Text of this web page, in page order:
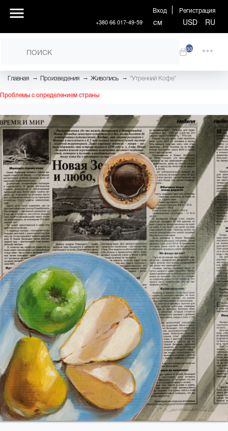
Вход Регистрация
+380 66 017-49-59 см USD RU
00
Главная → Произведения → Живопись → "Утренний Кофе"
Проблемы с определением страны